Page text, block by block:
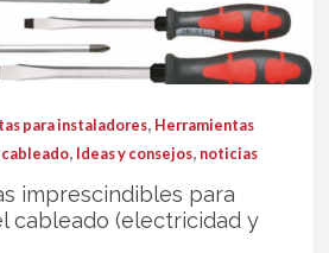
para instaladores, Herramientas
, Ideas y consejos, noticias
imprescindibles para
cableado (electricidad y